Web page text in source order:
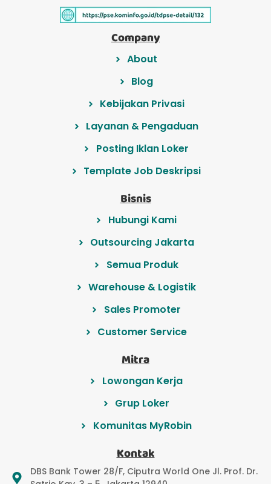
Company
About
Blog
Kebijakan Privasi
Layanan & Pengaduan
Posting Iklan Loker
Template Job Deskripsi
Bisnis
Hubungi Kami
Outsourcing Jakarta
Semua Produk
Warehouse & Logistik
Sales Promoter
Customer Service
Mitra
Lowongan Kerja
Grup Loker
Komunitas MyRobin
Kontak
DBS Bank Tower 28/F, Ciputra World One Jl. Prof. Dr.